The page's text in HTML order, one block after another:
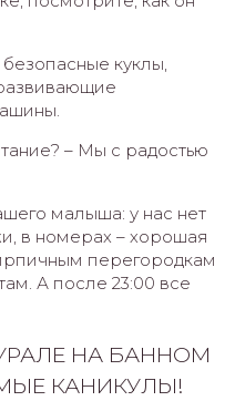
куклы,
– Мы с радостью
малыша: у нас нет
в номерах – хорошая
перегородкам
А после 23:00 все
НА БАННОМ
КАНИКУЛЫ!